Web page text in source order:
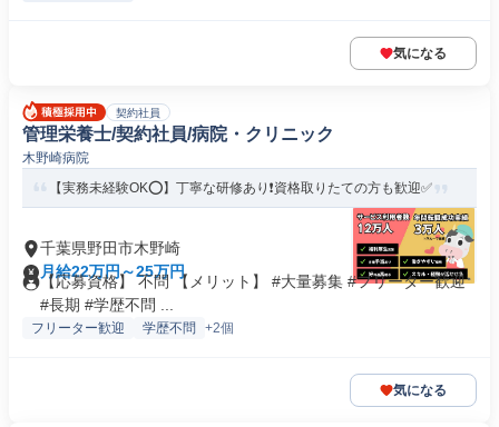
気になる
契約社員
管理栄養士/契約社員/病院・クリニック
木野崎病院
【実務未経験OK⭕️】丁寧な研修あり❗️資格取りたての方も歓迎✅️
千葉県野田市木野崎
月給22万円～25万円
【応募資格】 不問 【メリット】 #大量募集 #フリーター歓迎
#長期 #学歴不問 ...
フリーター歓迎 学歴不問 +2個
気になる